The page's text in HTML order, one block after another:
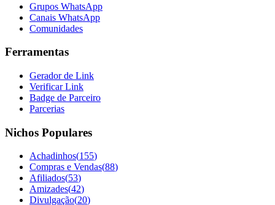
Grupos WhatsApp
Canais WhatsApp
Comunidades
Ferramentas
Gerador de Link
Verificar Link
Badge de Parceiro
Parcerias
Nichos Populares
Achadinhos(155)
Compras e Vendas(88)
Afiliados(53)
Amizades(42)
Divulgação(20)